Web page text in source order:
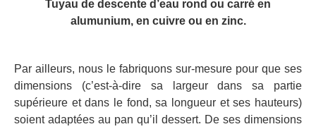
Tuyau de descente d’eau rond ou carré en
alumunium, en cuivre ou en zinc.
Par ailleurs, nous le fabriquons sur-mesure pour que ses
dimensions (c’est-à-dire sa largeur dans sa partie
supérieure et dans le fond, sa longueur et ses hauteurs)
soient adaptées au pan qu’il dessert. De ses dimensions